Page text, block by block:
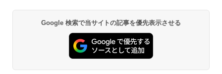
Google 検索で当サイトの記事を優先表示させる